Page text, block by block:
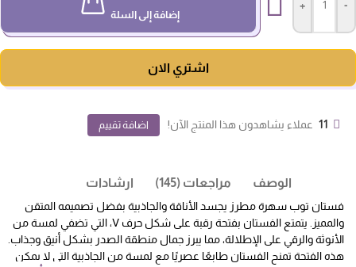
إضافة إلى السلة
اشتري الان
11 عملاء يشاهدون هذا المنتج الآن! اضافة تقييم
الوصف مراجعات (145) ارشادات
فستان توب سهرة مطرز يجسد الأناقة والجاذبية بفضل تصميمه المتقن
والمميز. يتمتع الفستان بفتحة رقبة على شكل حرف V، التي تضفي لمسة من
الأنوثة والرقي على الإطلالة، مما يبرز جمال منطقة الصدر بشكل أنيق وجذاب.
هذه الفتحة تمنح الفستان طابعًا عصريًا مع لمسة من الجاذبية التي لا يمكن